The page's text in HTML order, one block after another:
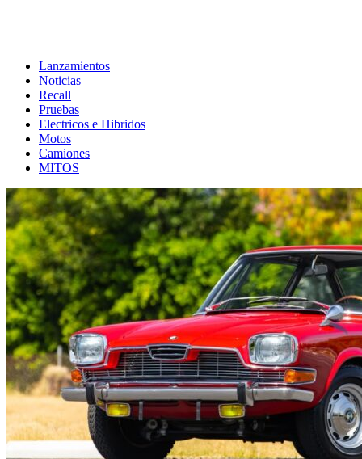
Lanzamientos
Noticias
Recall
Pruebas
Electricos e Hibridos
Motos
Camiones
MITOS